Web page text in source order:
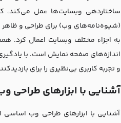
و تجربه کاربری بی‌نظیری را برای
آشنایی با ابزارهای طراحی
آشنایی با ابزارهای طراحی وب